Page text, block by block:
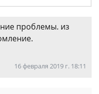
проблемы. из
16 февраля 2019 г. 18:11